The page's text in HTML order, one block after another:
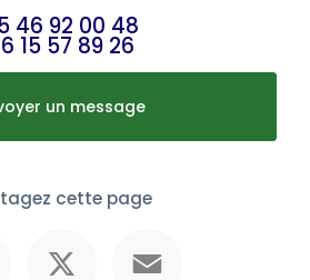
46 92 00 48
15 57 89 26
un message
cette page